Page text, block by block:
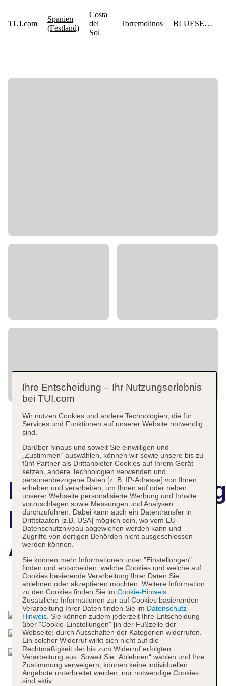
BLUESEA Al
Andalus
Das bietet Ihre Unterkunft
Ihre Entscheidung – Ihr Nutzungserlebnis
bei TUI.com
Wir nutzen Cookies und andere Technologien, die für
Services und Funktionen auf unserer Website notwendig
sind.
Darüber hinaus und soweit Sie einwilligen und
„Zustimmen“ auswählen, können wir sowie unsere bis zu
fünf Partner als Drittanbieter Cookies auf Ihrem Gerät
setzen, andere Technologien verwenden und
personenbezogene Daten [z. B. IP-Adresse] von Ihnen
erheben und verarbeiten, um Ihnen auf oder neben
unserer Webseite personalisierte Werbung und Inhalte
vorzuschlagen sowie Messungen und Analysen
durchzuführen. Dabei kann auch ein Datentransfer in
Drittstaaten [z.B. USA] möglich sein, wo vom EU-
Datenschutzniveau abgewichen werden kann und
Zugriffe von dortigen Behörden nicht ausgeschlossen
werden können.
Sie können mehr Informationen unter "Einstellungen"
finden und entscheiden, welche Cookies und welche auf
Cookies basierende Verarbeitung Ihrer Daten Sie
ablehnen oder akzeptieren möchten. Weitere Information
zu den Cookies finden Sie im Cookie-Hinweis.
Zusätzliche Informationen zur auf Cookies basierenden
Verarbeitung Ihrer Daten finden Sie im Datenschutz-
Hinweis. Sie können zudem jederzeit Ihre Entscheidung
über "Cookie-Einstellungen" [in der Fußzeile der
Webseite] durch Ausschalten der Kategorien widerrufen.
Ein solcher Widerruf wirkt sich nicht auf die
Rechtmäßigkeit der bis zum Widerruf erfolgten
Verarbeitung aus. Soweit Sie „Ablehnen“ wählen und Ihre
Zustimmung verweigern, können keine individuellen
Angebote unterbreitet werden, nur notwendige Cookies
sind aktiv.